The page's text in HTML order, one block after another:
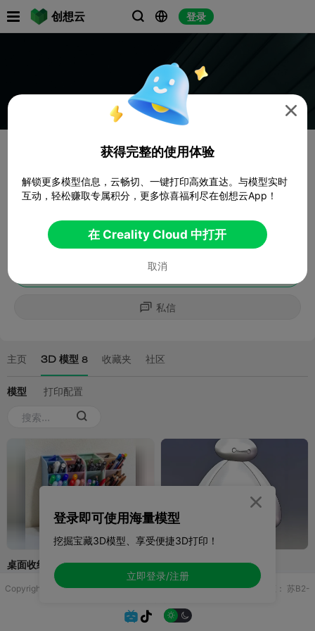
创想云   登录
Copyright © 2025 无锡控博科技有限公司 版权所有增值电信业务许可证： 苏B2-
 
登录即可使用海量模型
挖掘宝藏3D模型、享受便捷3D打印！
立即登录/注册


获得完整的使用体验
解锁更多模型信息，云畅切、一键打印高效直达。与模型实时
互动，轻松赚取专属积分，更多惊喜福利尽在创想云App！
在 Creality Cloud 中打开
取消